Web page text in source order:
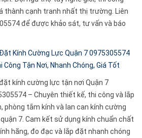
thành cạnh tranh nhất thị trường. Liên
để được khảo sát, tư vấn và báo
Kính Cường Lực Quận 7 0975305574
Công Tận Nơi, Nhanh Chóng, Giá Tốt
kính cường lực tận nơi Quận 7
– Chuyên thiết kế, thi công và lắp
phòng tắm kính và lan can kính cường
7. Cam kết sử dụng kính chuẩn chất
hãng, đo đạc và lắp đặt nhanh chóng